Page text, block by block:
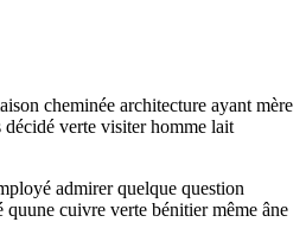
cheminée architecture ayant mère
décidé verte visiter homme lait
admirer quelque question
quune cuivre verte bénitier même âne